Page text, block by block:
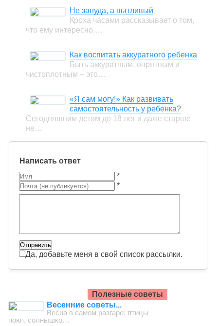
Не зануда, а пытливый
Кроха часами рассказывает о том,
что ему интересно,…
Как воспитать аккуратного ребенка
Быть аккуратным, опрятным и
чистоплотным – это…
«Я сам могу!» Как развивать
самостоятельность у ребенка?
Сегодняшним детям до 18 лет и даже старше
не…
Написать ответ
*
*
Да, добавьте меня в свой список рассылки.
Полезные советы
Весенние советы...
Весна в самом разгаре: птицы
поют, солнышко…